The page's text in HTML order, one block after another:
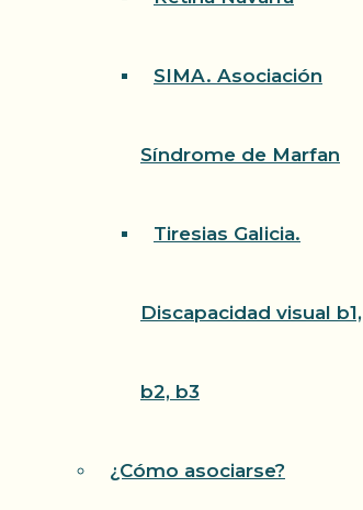
SIMA. Asociación
Síndrome de Marfan
Tiresias Galicia.
Discapacidad visual b1,
b2, b3
¿Cómo asociarse?